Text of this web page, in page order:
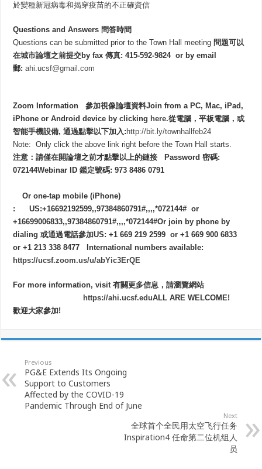
於變種新冠病毒和揭穿疫苗的不正確資信
Questions and Answers 問答時間
Questions can be submitted prior to the Town Hall meeting 問題可以
在城市論壇之前提交by fax 傳真: 415-592-9824 or by email
郵:ahi.ucsf@gmail.com
Zoom Information 參加視像論壇資料Join from a PC, Mac, iPad,
iPhone or Android device by clicking here.從電腦，平板電腦，或
智能手機設備, 通過點擊以下加入: http://bit.ly/townhallfeb24
Note: Only click the above link right before the Town Hall starts.
注意：請僅在開論壇之前才點擊以上的鏈接 Password 密碼:
072144Webinar ID 鑑定號碼: 973 8486 0791
Or one-tap mobile (iPhone)
: US:+16692192599,,97384860791#,,,,*072144# or
+16699006833,,97384860791#,,,,*072144#Or join by phone by
dialing 或通過電話參加US: +1 669 219 2599 or +1 669 900 6833
or +1 213 338 8477 International numbers available:
https://ucsf.zoom.us/u/abYic3ErQE
For more information, visit 有關更多信息，請瀏覽網站
https://ahi.ucsf.eduALL ARE WELCOME!
歡迎大家參加!
Previous
PG&E Extends Its Ongoing
Support to Customers
Affected by the COVID-19
Pandemic Through End of June
Next
全球首个全民用太空飞行任务
Inspiration4 任命第二位机组人
员